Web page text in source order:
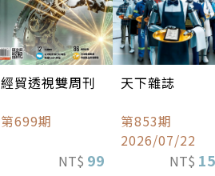
經貿透視雙周刊
第699期
NT$ 99
天下雜誌
第853期
2026/07/22
NT$